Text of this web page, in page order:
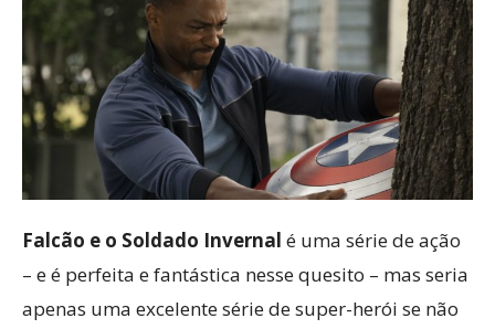
Falcão e o Soldado Invernal é uma série de ação
– e é perfeita e fantástica nesse quesito – mas seria
apenas uma excelente série de super-herói se não